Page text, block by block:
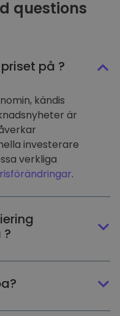
questions
på ?
kändis
är
investerare
verkliga
.